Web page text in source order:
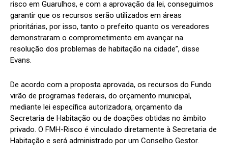
risco em Guarulhos, e com a aprovação da lei, conseguimos
garantir que os recursos serão utilizados em áreas
prioritárias, por isso, tanto o prefeito quanto os vereadores
demonstraram o comprometimento em avançar na
resolução dos problemas de habitação na cidade”, disse
Evans.
De acordo com a proposta aprovada, os recursos do Fundo
virão de programas federais, do orçamento municipal,
mediante lei específica autorizadora, orçamento da
Secretaria de Habitação ou de doações obtidas no âmbito
privado. O FMH-Risco é vinculado diretamente à Secretaria de
Habitação e será administrado por um Conselho Gestor.